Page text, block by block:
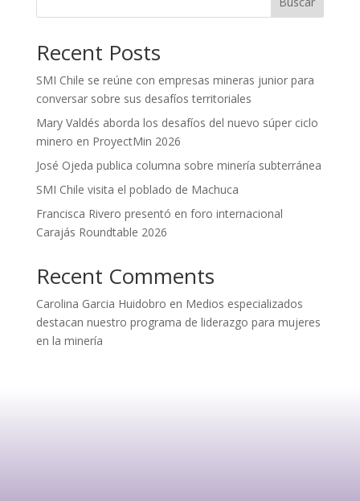
Recent Posts
SMI Chile se reúne con empresas mineras junior para
conversar sobre sus desafíos territoriales
Mary Valdés aborda los desafíos del nuevo súper ciclo
minero en ProyectMin 2026
José Ojeda publica columna sobre minería subterránea
SMI Chile visita el poblado de Machuca
Francisca Rivero presentó en foro internacional
Carajás Roundtable 2026
Recent Comments
Carolina Garcia Huidobro en Medios especializados
destacan nuestro programa de liderazgo para mujeres
en la minería